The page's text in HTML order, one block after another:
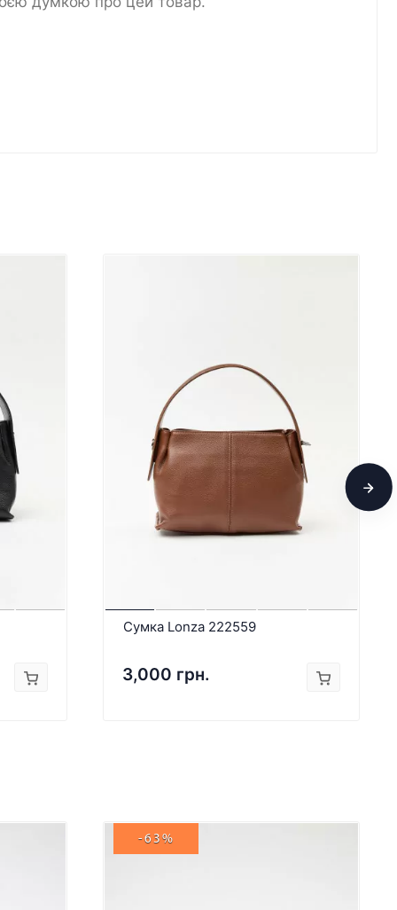
Сумка Lonza 222559
3,000 грн.
-63%